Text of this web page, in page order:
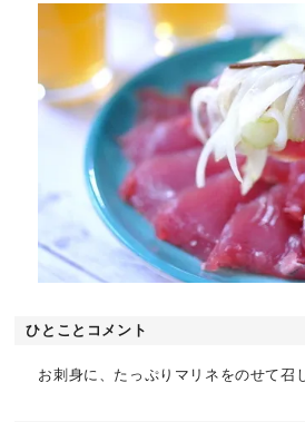
ひとことコメント
お刺身に、たっぷりマリネをのせて召